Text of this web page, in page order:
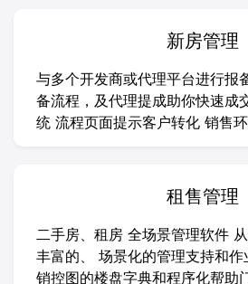
新房管理
与多个开发商或代理平台进行报
备流程，及代理提成助你快速成
统 流程页面提示客户转化 销售环
租售管理
二手房、租房 全场景管理软件
丰富的、 场景化的管理支持和
销控图的楼盘字典和程序化帮助